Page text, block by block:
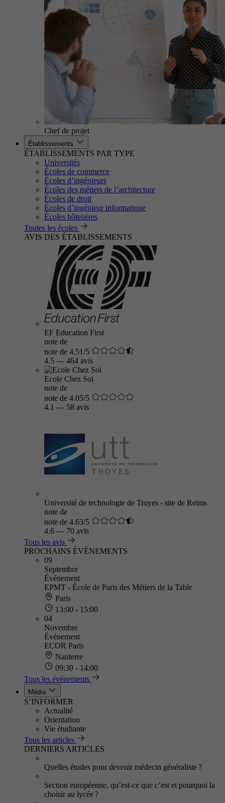
Chef de projet
Établissements
ÉTABLISSEMENTS PAR TYPE
Universités
Écoles de commerce
Écoles d’ingénieurs
Écoles des métiers de l’architecture
Écoles de droit
Écoles d’ingénieur informatique
Écoles hôtelières
Toutes les écoles
AVIS DES ÉTABLISSEMENTS
EF Education First
note de
note de 4.51/5
4.5 — 464 avis
Ecole Chez Soi
note de
note de 4.05/5
4.1 — 58 avis
Université de technologie de Troyes - site de Reims
note de
note de 4.63/5
4.6 — 70 avis
Tous les avis
PROCHAINS ÉVÈNEMENTS
09
Septembre
Événement
EPMT - École de Paris des Métiers de la Table
Paris
13:00 - 15:00
04
Novembre
Événement
ECOR Paris
Nanterre
09:30 - 14:00
Tous les événements
Média
S’INFORMER
Actualité
Orientation
Vie étudiante
Tous les articles
DERNIERS ARTICLES
Quelles études pour devenir médecin généraliste ?
Section européenne, qu’est-ce que c’est et pourquoi la
choisir au lycée ?